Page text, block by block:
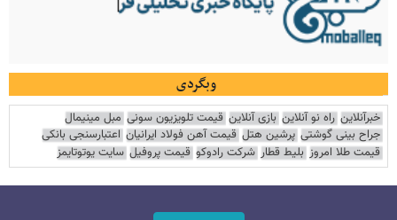
وبگردی
خبرآنلاین راه نو آنلاین بازی آنلاین قیمت تلویزیون سونی مبل مینیمال
جراح بینی گوشتی پرشین هتل قیمت آهن فولاد ایرانیان اعتبارسنجی بانکی
قیمت طلا امروز بلیط قطار شرکت رادوکو قیمت پروفیل سایت یوتوتایمز